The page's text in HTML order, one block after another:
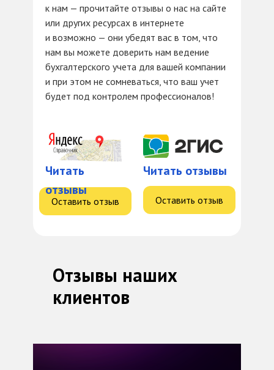
Оставить отзыв
к нам — прочитайте отзывы о нас на сайте
или других ресурсах в интернете
и возможно — они убедят вас в том, что
нам вы можете доверить нам ведение
бухгалтерского учета для вашей компании
и при этом не сомневаться, что ваш учет
будет под контролем профессионалов!
Читать
отзывы
Читать отзывы
Оставить отзыв
Отзывы наших
клиентов